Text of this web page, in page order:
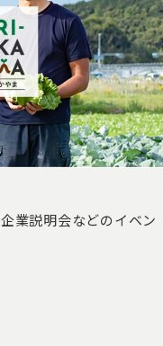
業説明会などのイベン